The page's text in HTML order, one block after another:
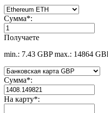
Сумма*:
Получаете
min.: 7.43 GBP max.: 14864
Сумма*:
На карту*: